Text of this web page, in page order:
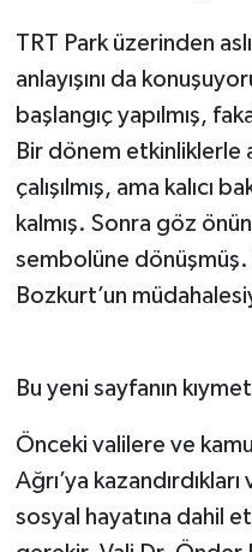
TRT Park üzerinden
anlayışını da
başlangıç yapılmış,
Bir dönem etkinliklerle
çalışılmış, ama kalıcı
kalmış. Sonra göz
sembolüne
Bozkurt’un
Bu yeni sayfanın
Önceki valilere ve
Ağrı’ya
sosyal hayatına dahil